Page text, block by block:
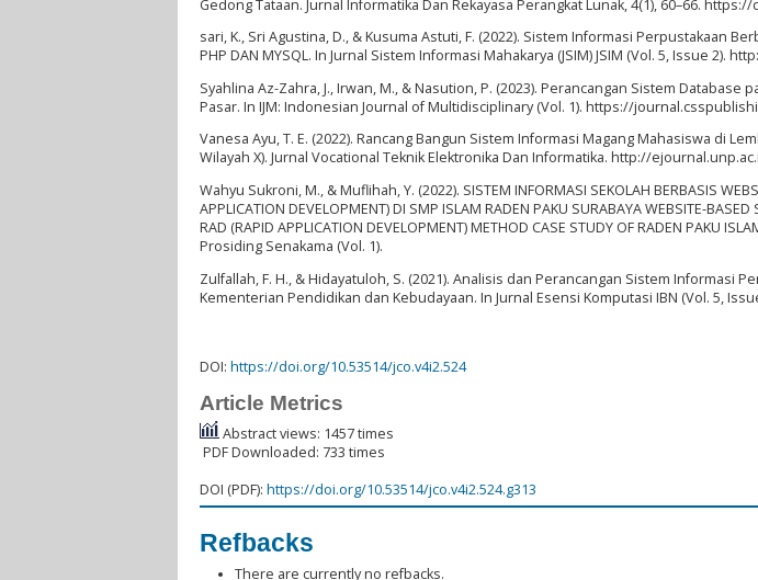
Gedong Tataan. Jurnal Informatika Dan Rekayasa Perangkat Lunak, 4(1), 60–66.
sari, K., Sri Agustina, D., & Kusuma Astuti, F. (2022). Sistem Informasi Perpustakaan
PHP DAN MYSQL. In Jurnal Sistem Informasi Mahakarya (JSIM) JSIM (Vol. 5, Issue 2).
Syahlina Az-Zahra, J., Irwan, M., & Nasution, P. (2023). Perancangan Sistem Database
Pasar. In IJM: Indonesian Journal of Multidisciplinary (Vol. 1). https://
Vanesa Ayu, T. E. (2022). Rancang Bangun Sistem Informasi Magang Mahasiswa di
Wilayah X). Jurnal Vocational Teknik Elektronika Dan Informatika. http://
Wahyu Sukroni, M., & Muflihah, Y. (2022). SISTEM INFORMASI SEKOLAH BERBASIS
APPLICATION DEVELOPMENT) DI SMP ISLAM RADEN PAKU SURABAYA WEBSITE-
RAD (RAPID APPLICATION DEVELOPMENT) METHOD CASE STUDY OF RADEN PAKU
Prosiding Senakama (Vol. 1).
Zulfallah, F. H., & Hidayatuloh, S. (2021). Analisis dan Perancangan Sistem Informasi
Kementerian Pendidikan dan Kebudayaan. In Jurnal Esensi Komputasi IBN (Vol. 5,
DOI: https://doi.org/10.53514/jco.v4i2.524
Article Metrics
Abstract views: 1457 times
PDF Downloaded: 733 times
DOI (PDF): https://doi.org/10.53514/jco.v4i2.524.g313
Refbacks
There are currently no refbacks.